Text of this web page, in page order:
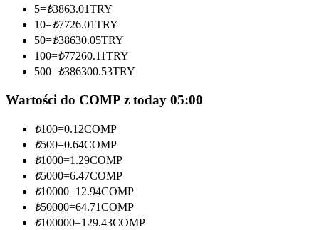
Ciesz się podziałem zysków i prowizjami z kopiowania
transakcji
Informacja
Analiza Big Data, w tym informacje handlowe itp.
5=₺3863.01TRY
10=₺7726.01TRY
50=₺38630.05TRY
100=₺77260.11TRY
500=₺386300.53TRY
Wartości do COMP z today 05:00
₺100=0.12COMP
₺500=0.64COMP
₺1000=1.29COMP
₺5000=6.47COMP
₺10000=12.94COMP
₺50000=64.71COMP
₺100000=129.43COMP